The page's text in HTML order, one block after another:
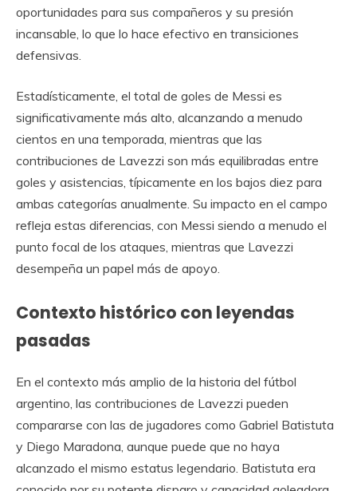
oportunidades para sus compañeros y su presión
incansable, lo que lo hace efectivo en transiciones
defensivas.
Estadísticamente, el total de goles de Messi es
significativamente más alto, alcanzando a menudo
cientos en una temporada, mientras que las
contribuciones de Lavezzi son más equilibradas entre
goles y asistencias, típicamente en los bajos diez para
ambas categorías anualmente. Su impacto en el campo
refleja estas diferencias, con Messi siendo a menudo el
punto focal de los ataques, mientras que Lavezzi
desempeña un papel más de apoyo.
Contexto histórico con leyendas
pasadas
En el contexto más amplio de la historia del fútbol
argentino, las contribuciones de Lavezzi pueden
compararse con las de jugadores como Gabriel Batistuta
y Diego Maradona, aunque puede que no haya
alcanzado el mismo estatus legendario. Batistuta era